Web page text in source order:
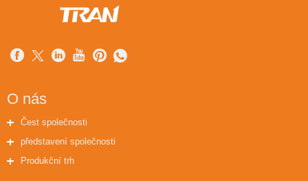
O nás
Čest společnosti
představení společnosti
Produkční trh